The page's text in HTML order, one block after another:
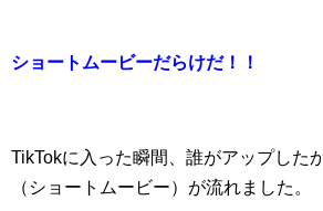
ショートムービーだらけだ！！
TikTokに入った瞬間、誰がアップした
（ショートムービー）が流れました。